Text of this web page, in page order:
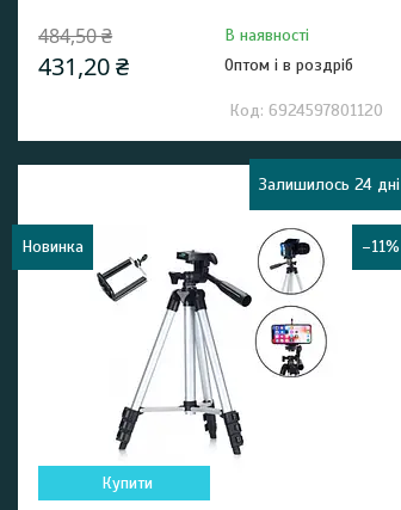
484,50 ₴
431,20 ₴
В наявності
Оптом і в роздріб
6924597801120
Новинка –11%
Залишилось 24 дні
Купити